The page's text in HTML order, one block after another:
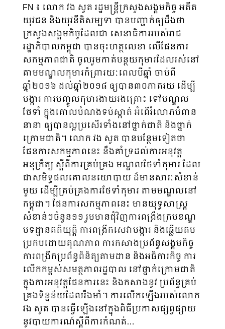
FN ៖ លោក វង សូត រដ្ឋមន្ត្រីក្រសួងសង្គមកិច្ច អតីត
យុវជន និងយុវនីតិសម្បទា បានបញ្ជាក់ឲ្យដឹងថា
ក្រសួងសង្គមកិច្ចដែលជា សេនាធិការរបស់រាជ
រដ្ឋាភិបាលកម្ពុជា បានចុះហត្ថលេខា លើផែនការ
សកម្មភាពជាតិ ចូលរួមកាត់បន្ថយកុមារដែលរស់នៅ
តាមមណ្ឌលកុមារកំព្រារយៈពេលបីឆ្នាំ ចាប់ពី
ឆ្នាំ២០១៦ ដល់ឆ្នាំ២០១៨ ឲ្យបាន៣០ភាគរយ ដើម្បី
បង្ការ ការបញ្ចូលកុមារងាយរងគ្រោះ ទៅមណ្ឌល
ថែទាំ ក្នុងគោលបំណងទប់ស្កាត់ អំពើរំលោភបំពាន
នានា ឲ្យបានល្អប្រសើរទាំងនៅថ្នាក់ជាតិ និងថ្នាក់
ក្រោមជាតិ។ លោក ​វង សូត បានបន្ថែមទៀតថា
ផែនការសកម្មភាពនេះ នឹងគាំទ្រដល់ការអនុវត្ត
អនុក្រឹត្យ ស្តីពីការគ្រប់គ្រង មណ្ឌលថែទាំកុមារ ដែល
ជាសមិទ្ធផលគោលនយោបាយ ដ៏មានសារៈសំខាន់​​
មួយ ដើម្បីគ្រប់គ្រងការថែទាំកុមារ តាមមណ្ឌលនៅ
កម្ពុជា។ ផែនការសកម្មភាពនេះ មានយុទ្ធសាស្រ្ត
សំខាន់ៗចំនួន១១ រួមមានជុំវិញការពង្រឹងក្របខណ្ឌ​
បទដ្ឋានគតិយុត្តិ ការពង្រីកសេវាបង្ការ និងឆ្លើយតប
ប្រកបដោយគុណភាព ការកសាងប្រព័ន្ធសង្គមកិច្ច
ការពង្រីកប្រព័ន្ធពិនិត្យតាមដាន និងអធិការកិច្ច ការ
លើកកម្ពស់សមត្ថភាពរដ្ឋបាល នៅថ្នាក់ក្រោមជាតិ
ក្នុងការអនុវត្តផែនការនេះ និងកសាងនូវ ប្រព័ន្ធគ្រប់
គ្រងទិន្នន័យដែលរឹងមាំ។ ការលើកឡើងរបស់លោក
វង សូត បានធ្វើឡើងនៅក្នុងពិធីប្រកាសផ្សព្វផ្សាយ
នូវបាយការណ៍ស្តីពីការកំណត់…